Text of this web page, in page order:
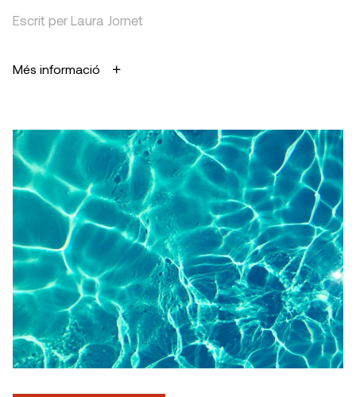
Escrit per Laura Jornet
Més informació